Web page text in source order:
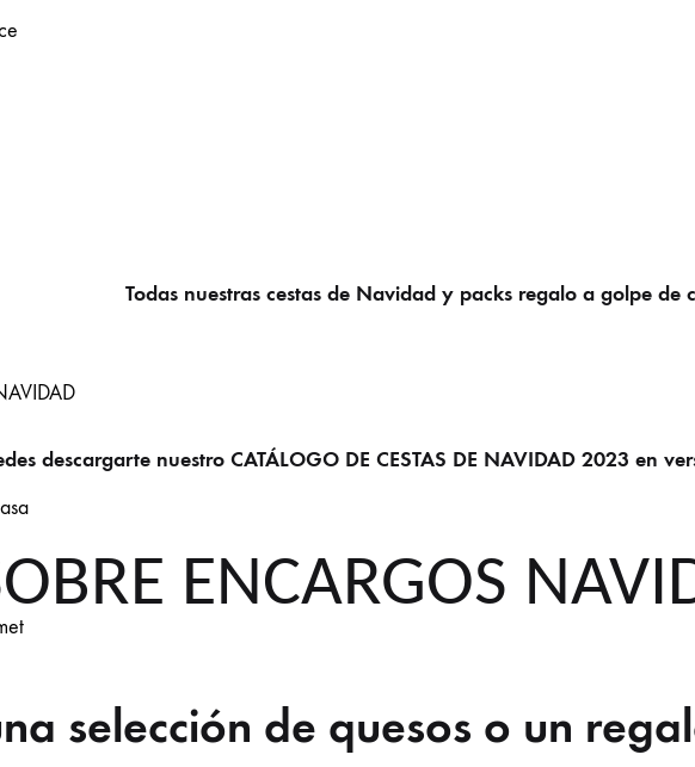
Todas nuestras cestas de Navidad y packs regalo a golpe de
descargarte nuestro CATÁLOGO DE CESTAS DE NAVIDAD 2023 en
ENCARGOS
selección de quesos o un